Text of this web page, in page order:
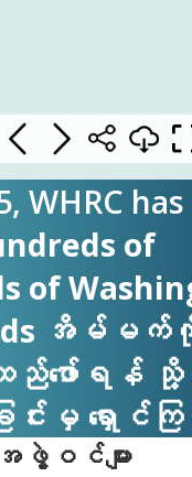
WHRC has
of
of
အိမ်မက်
ည်ဖော်ရန်
င်းမှ ရှောင်က
ဝင်များ